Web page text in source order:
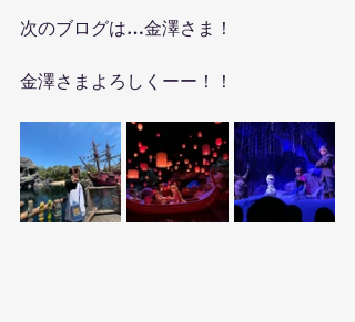
次のブログは…金澤さま！
金澤さまよろしくーー！！